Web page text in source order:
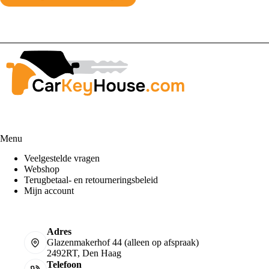
Menu
Veelgestelde vragen
Webshop
Terugbetaal- en retourneringsbeleid
Mijn account
Adres
Glazenmakerhof 44 (alleen op afspraak)
2492RT, Den Haag
Telefoon